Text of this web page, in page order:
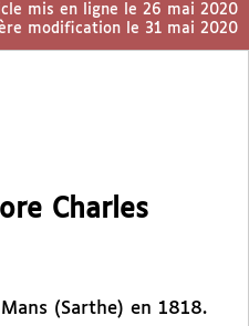
mis en ligne le 26 mai 2020
modification le 31 mai 2020
Charles
(Sarthe) en 1818.